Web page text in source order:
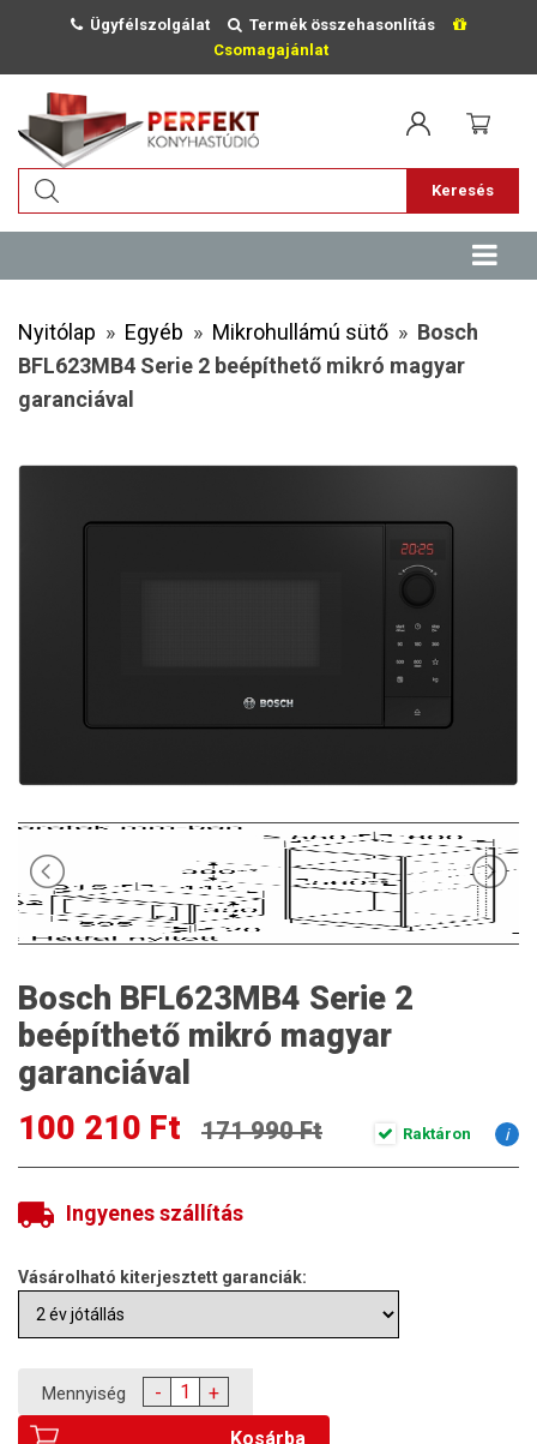
Ügyfélszolgálat
Termék összehasonlítás
Csomagajánlat
Keresés
Nyitólap » Egyéb » Mikrohullámú sütő » Bosch
BFL623MB4 Serie 2 beépíthető mikró magyar
garanciával
Bosch BFL623MB4 Serie 2
beépíthető mikró magyar
garanciával
i
Raktáron
100 210 Ft 171 990 Ft
Ingyenes szállítás
Vásárolható kiterjesztett garanciák:
Mennyiség -
+
Kosárba